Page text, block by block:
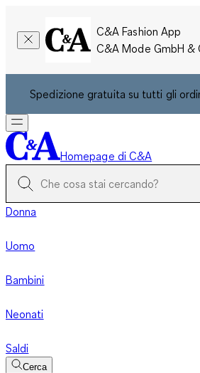
C&A Fashion App
C&A Mode GmbH &
Spedizione gratuita su tutti gli
Homepage di C&A
Donna
Uomo
Bambini
Neonati
Saldi
Cerca